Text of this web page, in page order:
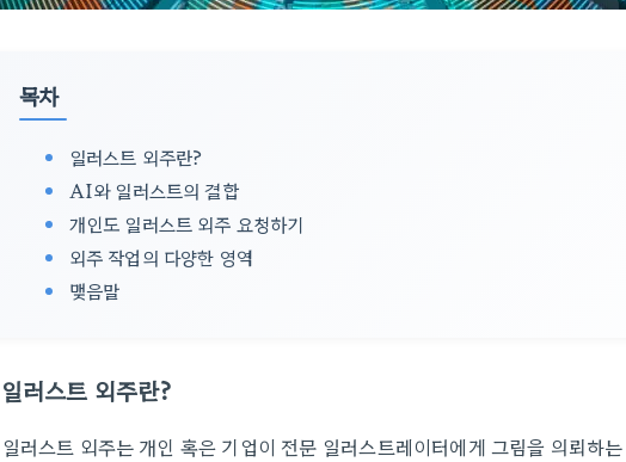
목차
일러스트 외주란?
AI와 일러스트의 결합
개인도 일러스트 외주 요청하기
외주 작업의 다양한 영역
맺음말
일러스트 외주란?
일러스트 외주는 개인 혹은 기업이 전문 일러스트레이터에게 그림을 의뢰하